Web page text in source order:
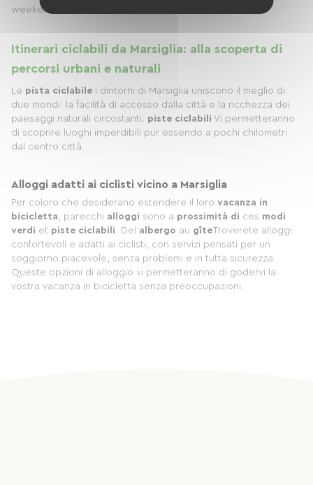
weekend in bicicletta.
Itinerari ciclabili da Marsiglia: alla scoperta di
percorsi urbani e naturali
Le pista ciclabile I dintorni di Marsiglia uniscono il meglio di
due mondi: la facilità di accesso dalla città e la ricchezza dei
paesaggi naturali circostanti. piste ciclabili Vi permetteranno
di scoprire luoghi imperdibili pur essendo a pochi chilometri
dal centro città.
Alloggi adatti ai ciclisti vicino a Marsiglia
Per coloro che desiderano estendere il loro vacanza in
bicicletta , parecchi alloggi sono a prossimità di ces modi
verdi et piste ciclabili. Del'albergo au gîteTroverete alloggi
confortevoli e adatti ai ciclisti, con servizi pensati per un
soggiorno piacevole, senza problemi e in tutta sicurezza.
Queste opzioni di alloggio vi permetteranno di godervi la
vostra vacanza in bicicletta senza preoccupazioni.